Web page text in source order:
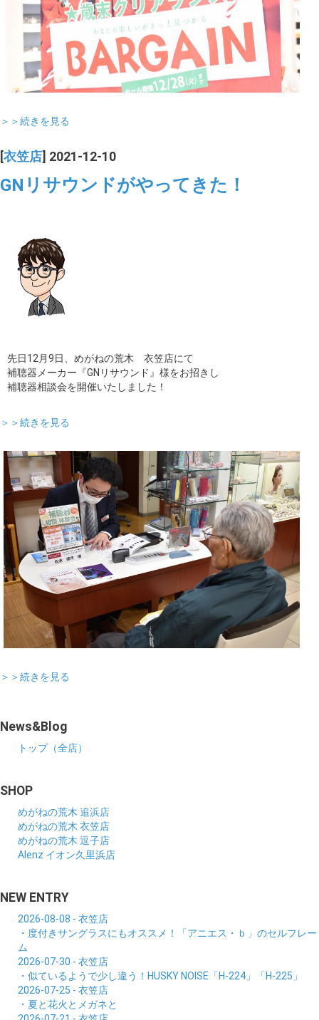
＞＞続きを見る
[衣笠店] 2021-12-10
GNリサウンドがやってきた！
先日12月9日、めがねの荒木 衣笠店にて
補聴器メーカー『GNリサウンド』様をお招きし
補聴器相談会を開催いたしました！
＞＞続きを見る
＞＞続きを見る
News&Blog
トップ（全店）
SHOP
めがねの荒木 追浜店
めがねの荒木 衣笠店
めがねの荒木 逗子店
Alenz イオン久里浜店
NEW ENTRY
2026-08-08 - 衣笠店
・度付きサングラスにもオススメ！「アニエス・ｂ」のセルフレー
ム
2026-07-30 - 衣笠店
・似ているようで少し違う！HUSKY NOISE「H-224」「H-225」
2026-07-25 - 衣笠店
・夏と花火とメガネと